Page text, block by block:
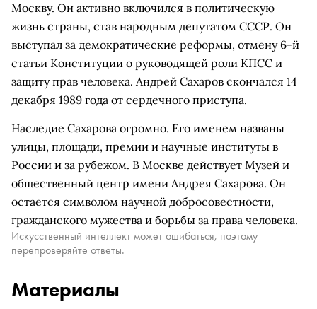
Москву. Он активно включился в политическую
жизнь страны, став народным депутатом СССР. Он
выступал за демократические реформы, отмену 6-й
статьи Конституции о руководящей роли КПСС и
защиту прав человека. Андрей Сахаров скончался 14
декабря 1989 года от сердечного приступа.
Наследие Сахарова огромно. Его именем названы
улицы, площади, премии и научные институты в
России и за рубежом. В Москве действует Музей и
общественный центр имени Андрея Сахарова. Он
остается символом научной добросовестности,
гражданского мужества и борьбы за права человека.
Искусственный интеллект может ошибаться, поэтому
перепроверяйте ответы.
Материалы